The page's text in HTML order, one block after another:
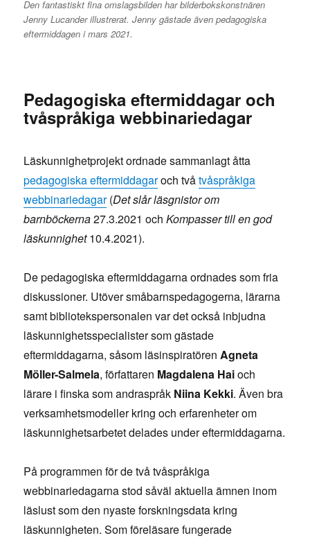
Den fantastiskt fina omslagsbilden har bilderbokskonstnären
Jenny Lucander illustrerat. Jenny gästade även pedagogiska
eftermiddagen i mars 2021.
Pedagogiska eftermiddagar och
tvåspråkiga webbinariedagar
Läskunnighetprojekt ordnade sammanlagt åtta
pedagogiska eftermiddagaroch tvåtvåspråkiga
webbinariedagar(Det slår läsgnistor om
barnböckerna27.3.2021 ochKompasser till en god
läskunnighet10.4.2021).
De pedagogiska eftermiddagarna ordnades som fria
diskussioner. Utöver småbarnspedagogerna, lärarna
samt bibliotekspersonalen var det också inbjudna
läskunnighetsspecialister som gästade
eftermiddagarna, såsom läsinspiratören Agneta
Möller-Salmela, författaren Magdalena Haioch
lärare i finska som andraspråk Niina Kekki. Även bra
verksamhetsmodeller kring och erfarenheter om
läskunnighetsarbetet delades under eftermiddagarna.
På programmen för de två tvåspråkiga
webbinariedagarna stod såväl aktuella ämnen inom
läslust som den nyaste forskningsdata kring
läskunnigheten. Som föreläsare fungerade